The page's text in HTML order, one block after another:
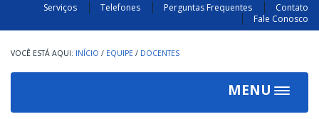
Serviços Telefones Perguntas Frequentes
Contato
Fale Conosco
INÍCIO / EQUIPE / DOCENTES
MENU
Toggle